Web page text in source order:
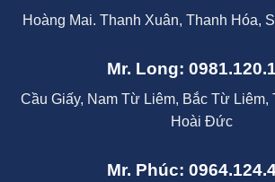
Hoàng Mai. Thanh Xuân, Thanh Hóa,
Mr. Long:
Cầu Giấy, Nam Từ Liêm, Bắc Từ Liêm,
Hoài Đức
Mr. Phúc: